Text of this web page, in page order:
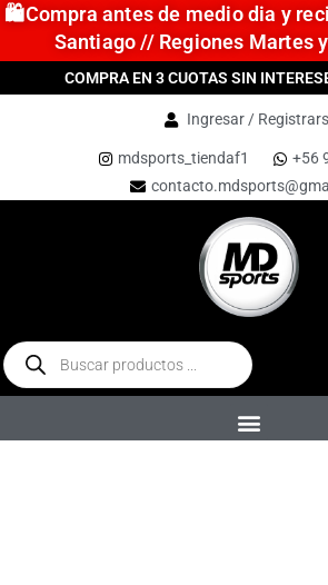
🛍️Compra antes de medio dia y
Santiago // Regiones Martes
COMPRA EN 3 CUOTAS SIN
Ingresar /
mdsports_tiendaf1
+56